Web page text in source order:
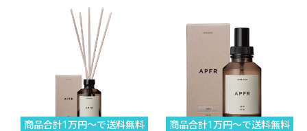
商品合計1万円〜で送料無料
商品合計1万円〜で送料無料